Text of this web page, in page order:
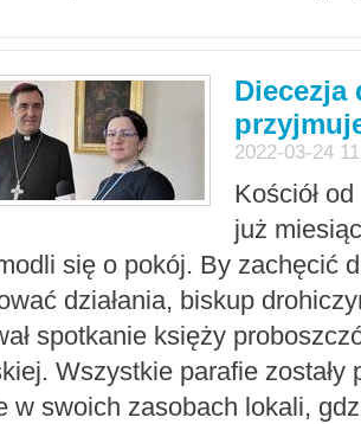
Diecezja
2022-03-24
Kościół
już
się o pokój. By zachęcić
działania, biskup
spotkanie księży
Wszystkie parafie zostały
w swoich zasobach lokali,